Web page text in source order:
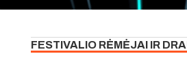
FESTIVALIO RĖMĖJAI IR